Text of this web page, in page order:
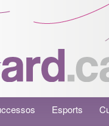
Esports